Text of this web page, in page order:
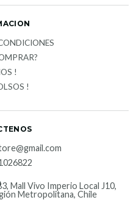
!
!
Mall Vivo Imperio Local J10,
Metropolitana, Chile